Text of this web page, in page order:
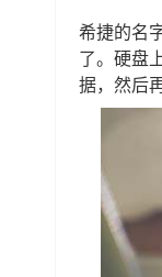
希捷的名
了。硬盘
据，然后